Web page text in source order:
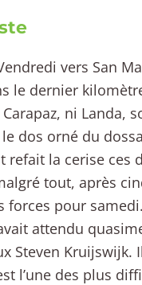
vers San
le dernier
ni Landa,
dos orné du
refait la cerise ces
tout, après
forces pour
attendu
Steven Kruijswijk.
l’une des plus